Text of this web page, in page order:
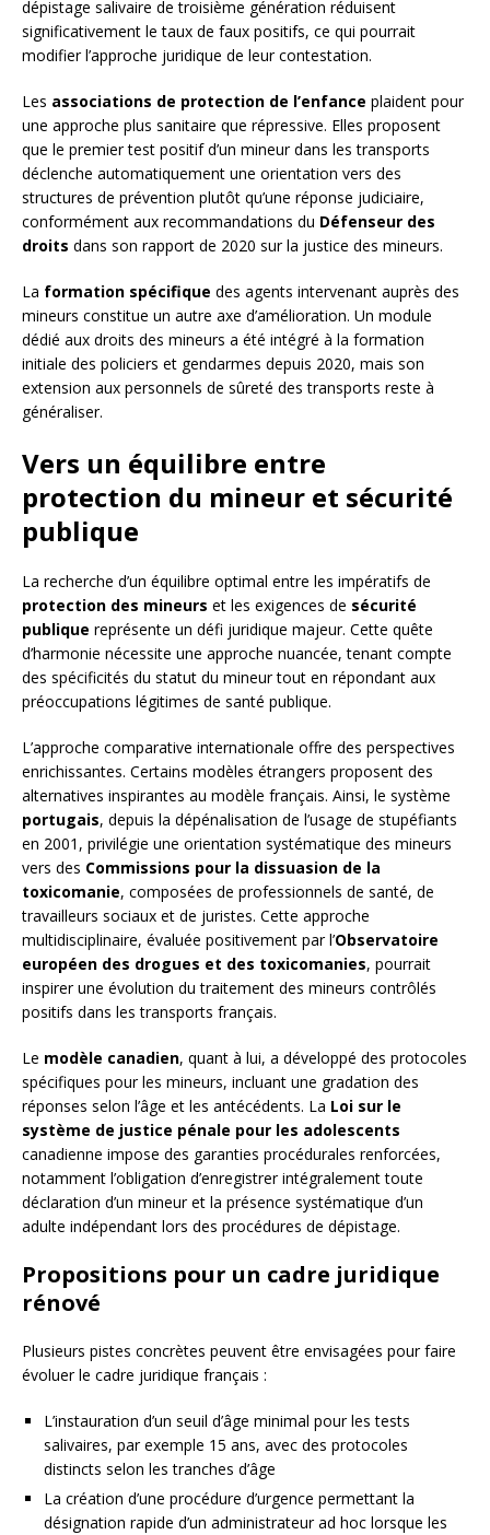
dépistage salivaire de troisième génération réduisent
significativement le taux de faux positifs, ce qui pourrait
modifier l’approche juridique de leur contestation.
Les associations de protection de l’enfance plaident pour
une approche plus sanitaire que répressive. Elles proposent
que le premier test positif d’un mineur dans les transports
déclenche automatiquement une orientation vers des
structures de prévention plutôt qu’une réponse judiciaire,
conformément aux recommandations du Défenseur des
droits dans son rapport de 2020 sur la justice des mineurs.
La formation spécifique des agents intervenant auprès des
mineurs constitue un autre axe d’amélioration. Un module
dédié aux droits des mineurs a été intégré à la formation
initiale des policiers et gendarmes depuis 2020, mais son
extension aux personnels de sûreté des transports reste à
généraliser.
Vers un équilibre entre
protection du mineur et sécurité
publique
La recherche d’un équilibre optimal entre les impératifs de
protection des mineurs et les exigences de sécurité
publique représente un défi juridique majeur. Cette quête
d’harmonie nécessite une approche nuancée, tenant compte
des spécificités du statut du mineur tout en répondant aux
préoccupations légitimes de santé publique.
L’approche comparative internationale offre des perspectives
enrichissantes. Certains modèles étrangers proposent des
alternatives inspirantes au modèle français. Ainsi, le système
portugais, depuis la dépénalisation de l’usage de stupéfiants
en 2001, privilégie une orientation systématique des mineurs
vers des Commissions pour la dissuasion de la
toxicomanie, composées de professionnels de santé, de
travailleurs sociaux et de juristes. Cette approche
multidisciplinaire, évaluée positivement par l’Observatoire
européen des drogues et des toxicomanies, pourrait
inspirer une évolution du traitement des mineurs contrôlés
positifs dans les transports français.
Le modèle canadien, quant à lui, a développé des protocoles
spécifiques pour les mineurs, incluant une gradation des
réponses selon l’âge et les antécédents. La Loi sur le
système de justice pénale pour les adolescents
canadienne impose des garanties procédurales renforcées,
notamment l’obligation d’enregistrer intégralement toute
déclaration d’un mineur et la présence systématique d’un
adulte indépendant lors des procédures de dépistage.
Propositions pour un cadre juridique
rénové
Plusieurs pistes concrètes peuvent être envisagées pour faire
évoluer le cadre juridique français :
L’instauration d’un seuil d’âge minimal pour les tests
salivaires, par exemple 15 ans, avec des protocoles
distincts selon les tranches d’âge
La création d’une procédure d’urgence permettant la
désignation rapide d’un administrateur ad hoc lorsque les